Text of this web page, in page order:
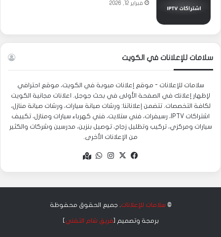
فبراير 12, 2026
سلامات للإعلانات في الكويت
سلامات للإعلانات - موقع إعلانات مبوبة في الكويت، موقع احترافي
لإظهار إعلانك في الصفحة الأولى في بحث جوجل. اعلانات مجانية الكويت
لكافة التخصصات. تتضمن إعلاناتنا: ورشات صيانة سيارات، ورشات صيانة منازل،
اشتراكات IPTV، رسيفرات، فني ستلايت، فني كهرباء سيارات ومنازل، تكييف
سيارات ومركزي، تركيب وتظليل زجاج، توصيل بنزين، مدرسين وشركات والكثير
من الإعلانات الأخرى.
فيسبوك
‫X انستقرام
واتساب
© سلامات للإعلانات. جميع الحقوق محفوظة
برمجة وتصميم [فريق شام التقني]